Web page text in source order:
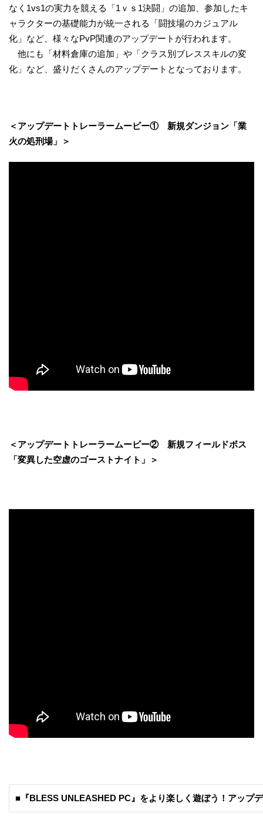
なく1vs1の実力を競える「1ｖｓ1決闘」の追加、参加したキ
ャラクターの基礎能力が統一される「闘技場のカジュアル
化」など、様々なPvP関連のアップデートが行われます。
他にも「材料倉庫の追加」や「クラス別ブレススキルの変
化」など、盛りだくさんのアップデートとなっております。
＜アップデートトレーラームービー① 新規ダンジョン「業
火の処刑場」＞
＜アップデートトレーラームービー② 新規フィールドボス
「変異した空虚のゴーストナイト」＞
■『BLESS UNLEASHED PC』をより楽しく遊ぼう！アップ